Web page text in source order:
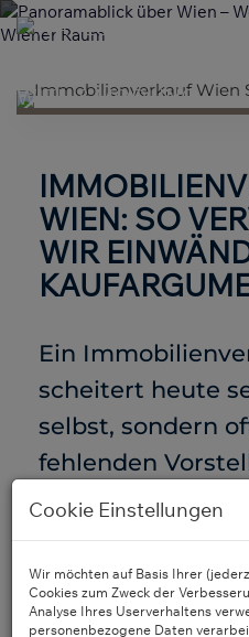
WIEN: SO
WIR
Ein
scheitert heute
selbst, sondern
fehlenden
Interessenten.
ungewöhnlicher
Cookie Einstellungen
Wir möchten auf Basis Ihrer
Cookies zum Zweck der
Analyse Ihres Userverhaltens
personenbezogene Daten